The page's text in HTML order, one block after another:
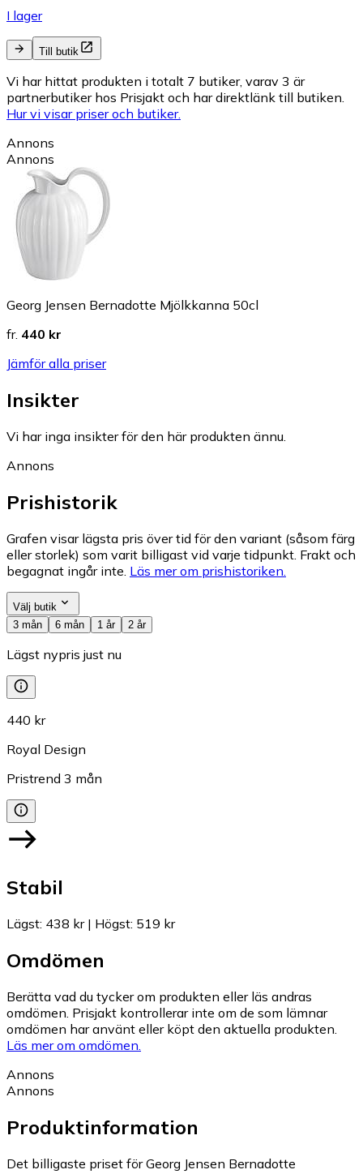
I lager
Till butik
Vi har hittat produkten i totalt 7 butiker, varav 3 är
partnerbutiker hos Prisjakt och har direktlänk till butiken.
Hur vi visar priser och butiker.
Annons
Annons
Georg Jensen Bernadotte Mjölkkanna 50cl
fr. 440 kr
Jämför alla priser
Insikter
Vi har inga insikter för den här produkten ännu.
Annons
Prishistorik
Grafen visar lägsta pris över tid för den variant (såsom färg
eller storlek) som varit billigast vid varje tidpunkt. Frakt och
begagnat ingår inte. Läs mer om prishistoriken.
Välj butik
3 mån
6 mån 1 år 2 år
Lägst nypris just nu
440 kr
Royal Design
Pristrend 3 mån
Stabil
Lägst: 438 kr| Högst: 519 kr
Omdömen
Berätta vad du tycker om produkten eller läs andras
omdömen. Prisjakt kontrollerar inte om de som lämnar
omdömen har använt eller köpt den aktuella produkten.
Läs mer om omdömen.
Annons
Annons
Produktinformation
Det billigaste priset för Georg Jensen Bernadotte